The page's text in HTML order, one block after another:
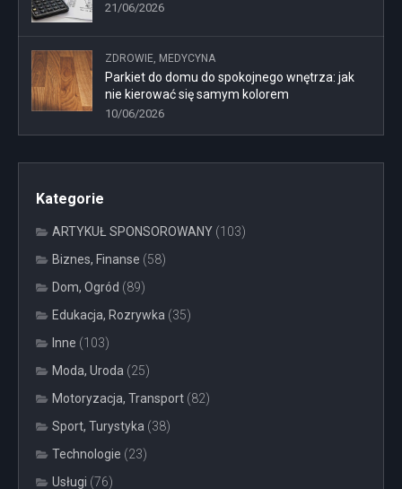
21/06/2026
ZDROWIE, MEDYCYNA
Parkiet do domu do spokojnego wnętrza: jak
nie kierować się samym kolorem
10/06/2026
Kategorie
ARTYKUŁ SPONSOROWANY (103)
Biznes, Finanse (58)
Dom, Ogród (89)
Edukacja, Rozrywka (35)
Inne (103)
Moda, Uroda (25)
Motoryzacja, Transport (82)
Sport, Turystyka (38)
Technologie (23)
Usługi (76)